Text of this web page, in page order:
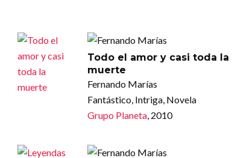
Todo el amor y casi toda la
muerte
Fernando Marías
Fantástico, Intriga, Novela
Grupo Planeta, 2010